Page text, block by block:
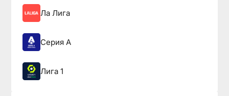
Ла Лига
Серия А
Лига 1